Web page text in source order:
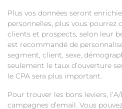
Plus vos données seront
personnelles, plus vous pourrez
clients et prospects, selon leur
est recommandé de
segment, client, sexe,
seulement le taux d’ouverture
le CPA sera plus important.
Pour trouver les bons leviers,
campagnes d’email. Vous